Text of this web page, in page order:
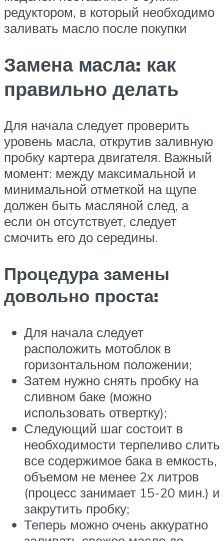
редуктором, в который необходимо
заливать масло после покупки
Замена масла: как
правильно делать
Для начала следует проверить
уровень масла, открутив заливную
пробку картера двигателя. Важный
момент: между максимальной и
минимальной отметкой на щупе
должен быть масляной след, а
если он отсутствует, следует
смочить его до середины.
Процедура замены
довольно проста:
Для начала следует
расположить мотоблок в
горизонтальном положении;
Затем нужно снять пробку на
сливном баке (можно
использовать отвертку);
Следующий шаг состоит в
необходимости терпеливо слить
все содержимое бака в емкость,
объемом не менее 2х литров
(процесс занимает 15-20 мин.) и
закрутить пробку;
Теперь можно очень аккуратно